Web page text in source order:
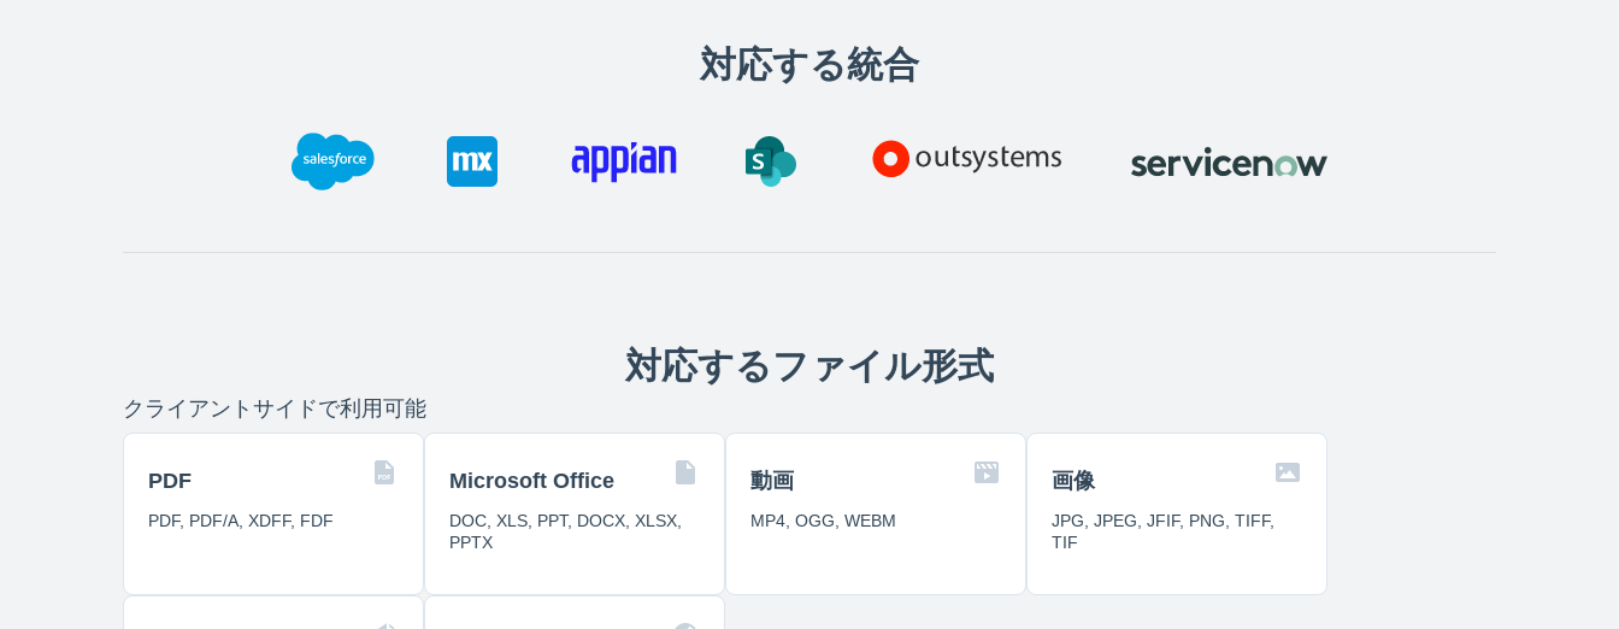
対応する統合
対応するファイル形式
クライアントサイドで利用可能
PDF
PDF, PDF/A, XDFF, FDF
Microsoft Office
DOC, XLS, PPT, DOCX, XLSX,
PPTX
動画
MP4, OGG, WEBM
画像
JPG, JPEG, JFIF, PNG, TIFF,
TIF